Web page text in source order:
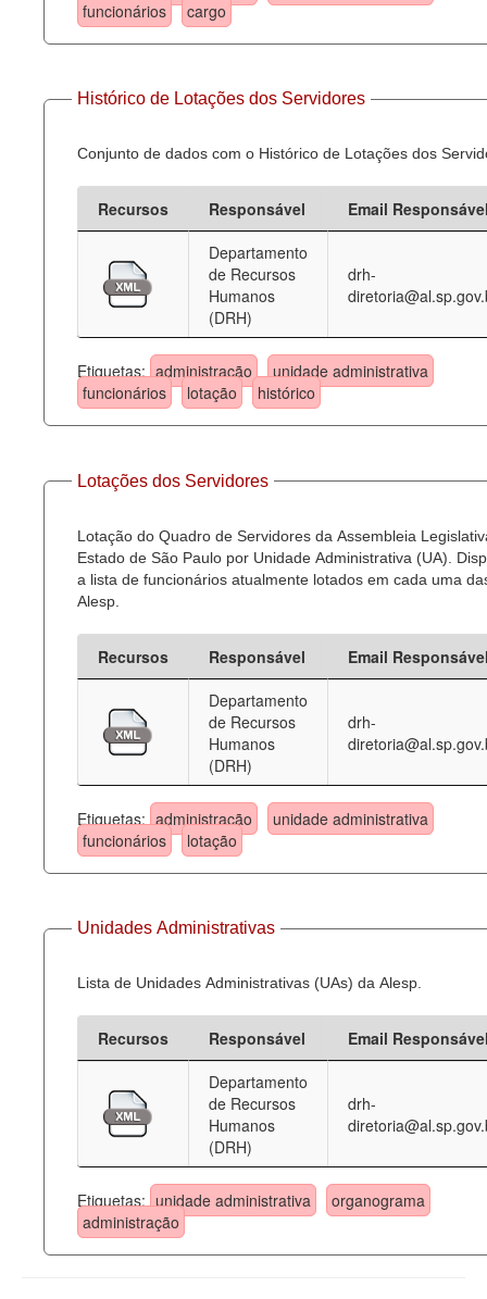
Perguntas frequentes
Contato
funcionários
cargo
Histórico de Lotações dos Servidores
Conjunto de dados com o Histórico de Lotações dos
Recursos Responsável
Email
Departamento
de Recursos
Humanos
(DRH)
drh-
Etiquetas: administração
unidade administrativa
funcionários
lotação histórico
Lotações dos Servidores
Lotação do Quadro de Servidores da Assembleia
Estado de São Paulo por Unidade Administrativa (UA).
a lista de funcionários atualmente lotados em cada uma
Alesp.
Recursos Responsável
Email
Departamento
de Recursos
Humanos
(DRH)
drh-
Etiquetas: administração
unidade administrativa
funcionários
lotação
Unidades Administrativas
Lista de Unidades Administrativas (UAs) da Alesp.
Recursos Responsável
Email
Departamento
de Recursos
Humanos
(DRH)
drh-
Etiquetas: unidade administrativa
organograma
administração